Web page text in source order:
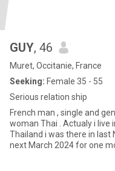
GUY, 46
Muret, Occitanie, France
Seeking: Female 35 - 55
Serious relation ship
French man , single and gentl , I'am
woman Thai . Actualy i live
Thailand i was there in last
next March 2024 for one